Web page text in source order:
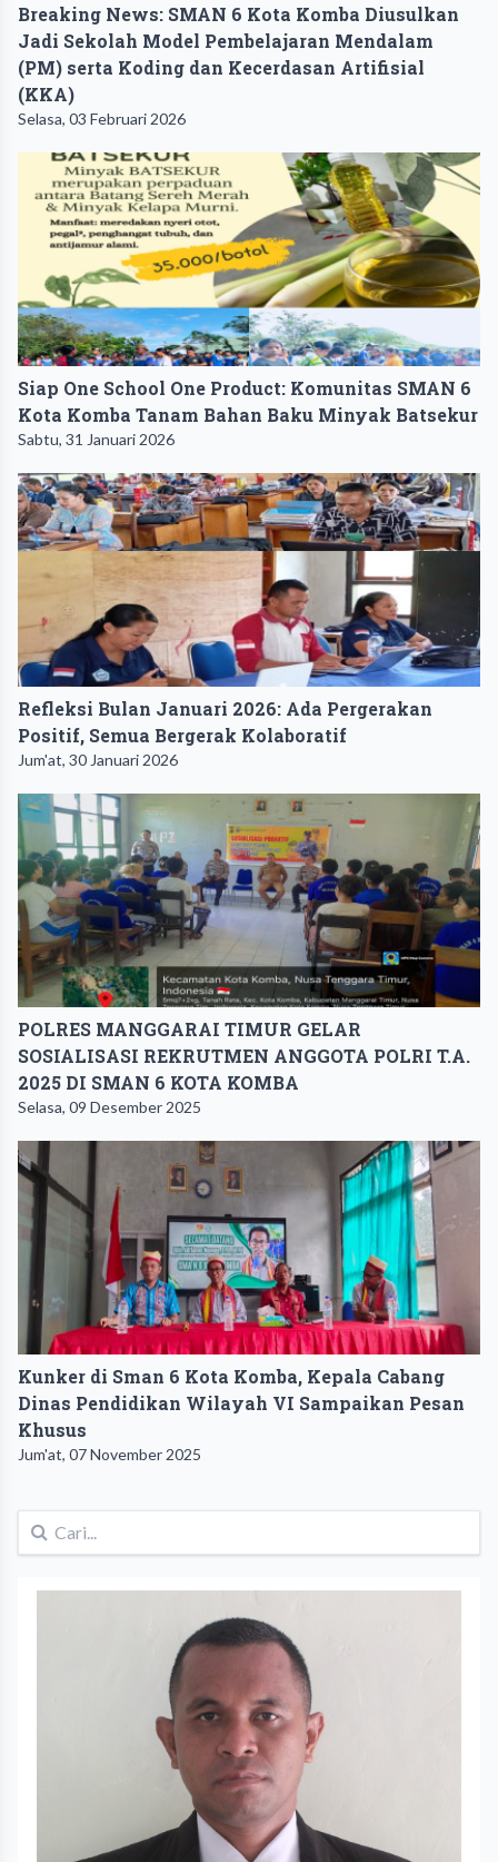
Breaking News: SMAN 6 Kota Komba Diusulkan
Jadi Sekolah Model Pembelajaran Mendalam
(PM) serta Koding dan Kecerdasan Artifisial
(KKA) ‎
Selasa, 03 Februari 2026
Siap One School One Product: Komunitas SMAN 6
Kota Komba Tanam Bahan Baku Minyak Batsekur
Sabtu, 31 Januari 2026
Refleksi Bulan Januari 2026: Ada Pergerakan
Positif, Semua Bergerak Kolaboratif
Jum'at, 30 Januari 2026
POLRES MANGGARAI TIMUR GELAR
SOSIALISASI REKRUTMEN ANGGOTA POLRI T.A.
2025 DI SMAN 6 KOTA KOMBA
Selasa, 09 Desember 2025
Kunker di Sman 6 Kota Komba, Kepala Cabang
Dinas Pendidikan Wilayah VI Sampaikan Pesan
Khusus
Jum'at, 07 November 2025